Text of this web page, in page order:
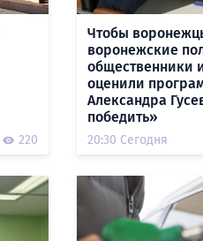
220
Чтобы
воронежские
общественники
оценили
Александра
победить»
20:30 Сегодня